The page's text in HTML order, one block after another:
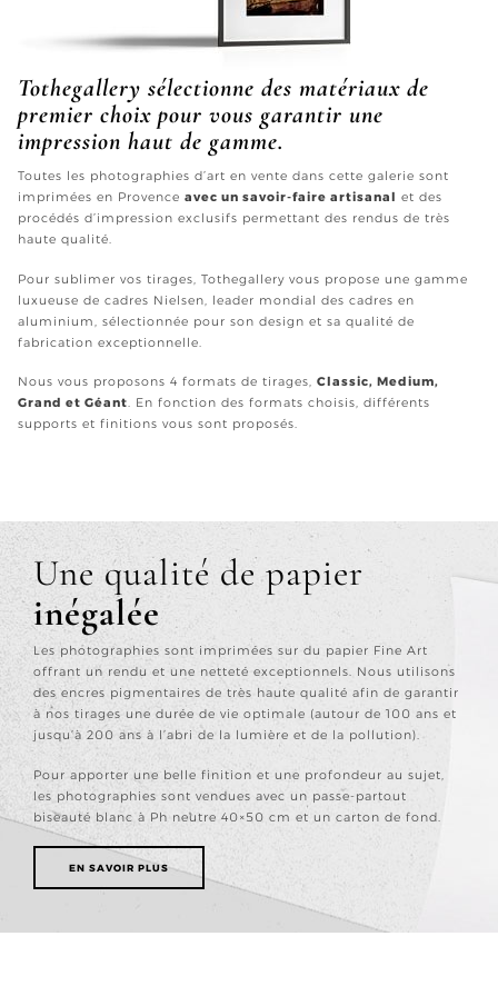
Tothegallery sélectionne des matériaux de
premier choix pour vous garantir une
impression haut de gamme.
Toutes les photographies d’art en vente dans cette galerie sont
imprimées en Provence avec un savoir-faire artisanal et des
procédés d’impression exclusifs permettant des rendus de très
haute qualité.
Pour sublimer vos tirages, Tothegallery vous propose une gamme
luxueuse de cadres Nielsen, leader mondial des cadres en
aluminium, sélectionnée pour son design et sa qualité de
fabrication exceptionnelle.
Nous vous proposons 4 formats de tirages, Classic, Medium,
Grand et Géant. En fonction des formats choisis, différents
supports et finitions vous sont proposés.
Une qualité de papier
inégalée
Les photographies sont imprimées sur du papier Fine Art
offrant un rendu et une netteté exceptionnels. Nous utilisons
des encres pigmentaires de très haute qualité afin de garantir
à nos tirages une durée de vie optimale (autour de 100 ans et
jusqu’à 200 ans à l’abri de la lumière et de la pollution).
Pour apporter une belle finition et une profondeur au sujet,
les photographies sont vendues avec un passe-partout
biseauté blanc à Ph neutre 40×50 cm et un carton de fond.
EN SAVOIR PLUS